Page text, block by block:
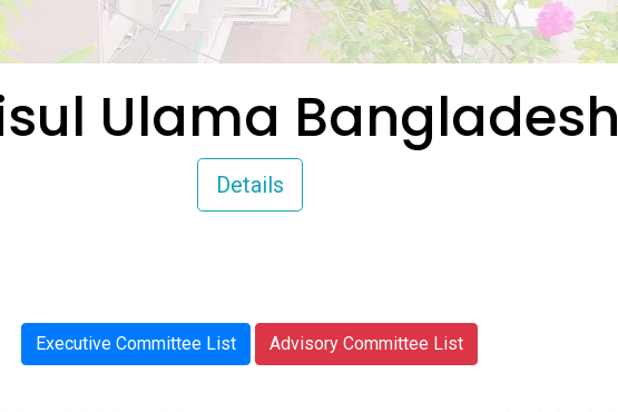
Ulama Bangladesh
Details
Executive Committee List Advisory Committee List